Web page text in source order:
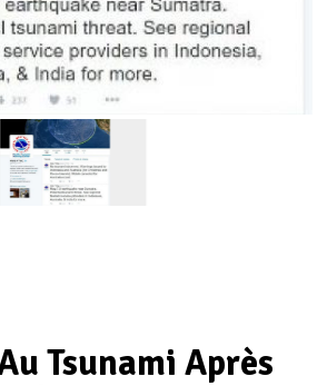
Tsunami Après